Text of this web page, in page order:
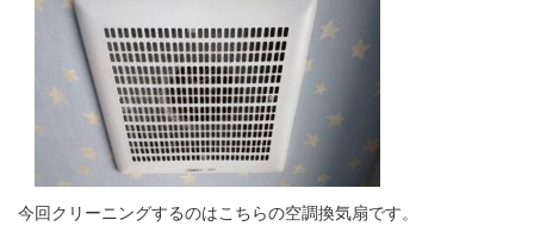
今回クリーニングするのはこちらの空調換気扇です。